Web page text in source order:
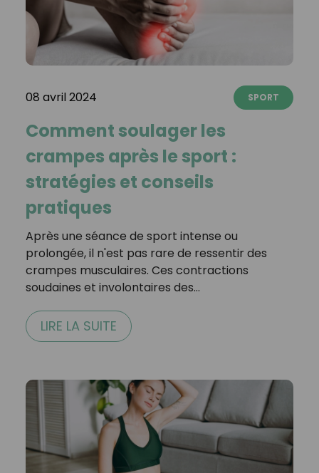
08 avril 2024 SPORT
Comment soulager les
crampes après le sport :
stratégies et conseils
pratiques
Après une séance de sport intense ou
prolongée, il n'est pas rare de ressentir des
crampes musculaires. Ces contractions
soudaines et involontaires des…
LIRE LA SUITE